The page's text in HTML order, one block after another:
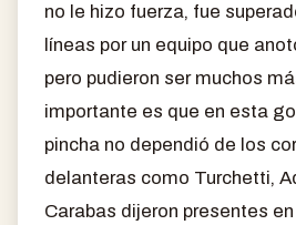
no le hizo fuerza, fue
líneas por un equipo que
pero pudieron ser muchos
importante es que en esta
pincha no dependió de los
delanteras como Turchetti,
Carabas dijeron presentes